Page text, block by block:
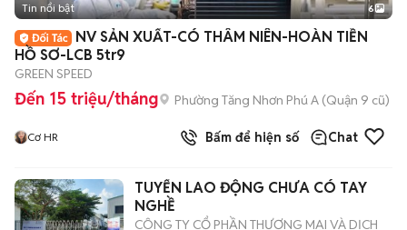
+2
Tin nổi bật 6
NV SẢN XUẤT-CÓ THÂM NIÊN-HOÀN TIỀN
HỒ SƠ-LCB 5tr9
GREEN SPEED
Đến 15 triệu/tháng Phường Tăng Nhơn Phú A (Quận 9 cũ)
Cơ HR Bấm để hiện số Chat
TUYỂN LAO ĐỘNG CHƯA CÓ TAY
NGHỀ
CÔNG TY CỔ PHẦN THƯƠNG MẠI VÀ DỊCH